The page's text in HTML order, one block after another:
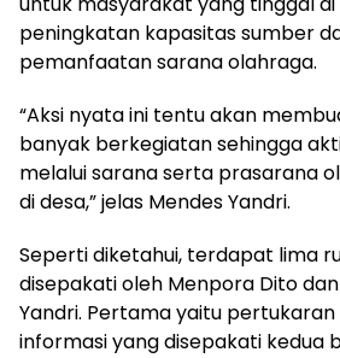
peningkatan kapasitas sumber
pemanfaatan sarana olahraga.
“Aksi nyata ini tentu akan
banyak berkegiatan sehingga
melalui sarana serta prasarana
di desa,” jelas Mendes Yandri.
Seperti diketahui, terdapat lima
disepakati oleh Menpora Dito
Yandri. Pertama yaitu
informasi yang disepakati kedua